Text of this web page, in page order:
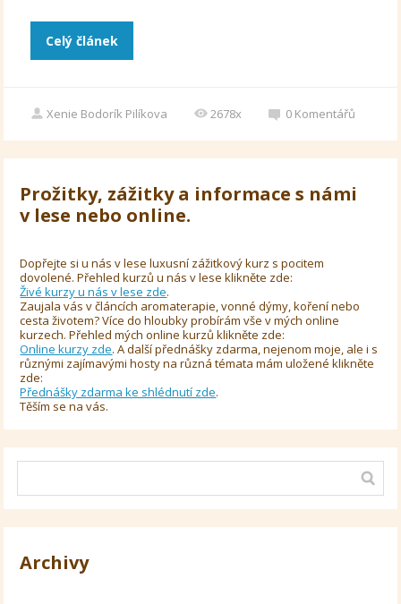
Celý článek
Xenie Bodorík Pilíkova 2678x 0 Komentářů
Prožitky, zážitky a informace s námi
v lese nebo online.
Dopřejte si u nás v lese luxusní zážitkový kurz s pocitem
dovolené. Přehled kurzů u nás v lese klikněte zde:
Živé kurzy u nás v lese zde.
Zaujala vás v článcích aromaterapie, vonné dýmy, koření nebo
cesta životem? Více do hloubky probírám vše v mých online
kurzech. Přehled mých online kurzů klikněte zde:
Online kurzy zde. A další přednášky zdarma, nejenom moje, ale i s
různými zajímavými hosty na různá témata mám uložené klikněte
zde:
Přednášky zdarma ke shlédnutí zde.
Těším se na vás.
Archivy